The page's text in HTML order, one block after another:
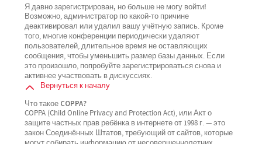
Я давно зарегистрирован, но больше не могу войти!
Возможно, администратор по какой-то причине
деактивировал или удалил вашу учётную запись. Кроме
того, многие конференции периодически удаляют
пользователей, длительное время не оставляющих
сообщения, чтобы уменьшить размер базы данных. Если
это произошло, попробуйте зарегистрироваться снова и
активнее участвовать в дискуссиях.
Вернуться к началу
Что такое COPPA?
COPPA (Child Online Privacy and Protection Act), или Акт о
защите частных прав ребёнка в интернете от 1998 г. — это
закон Соединённых Штатов, требующий от сайтов, которые